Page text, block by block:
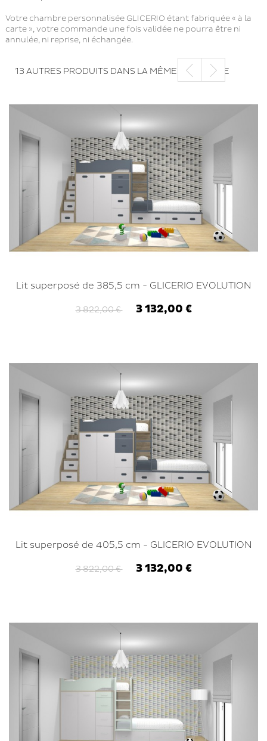
Votre chambre personnalisée GLICERIO étant fabriquée « à la
carte », votre commande une fois validée ne pourra être ni
annulée, ni reprise, ni échangée.
13 AUTRES PRODUITS DANS LA MÊME CATÉGORIE
Lit superposé de 385,5 cm - GLICERIO EVOLUTION
3 822,00 € 3 132,00 €
Lit superposé de 405,5 cm - GLICERIO EVOLUTION
3 822,00 € 3 132,00 €